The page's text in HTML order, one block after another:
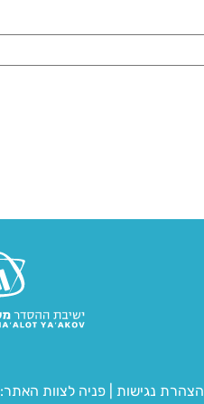
הצהרת נגישות פניה לצוות האתר: